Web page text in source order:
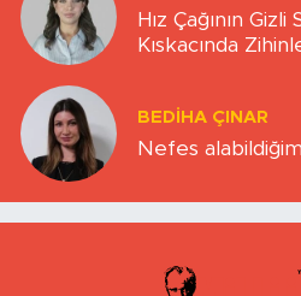
Hız Çağının Gizli
Kıskacında
BEDIHA ÇINAR
Nefes